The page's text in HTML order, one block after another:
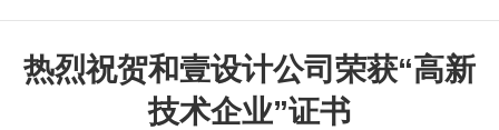
热烈祝贺和壹设计公司荣获“高新
技术企业”证书